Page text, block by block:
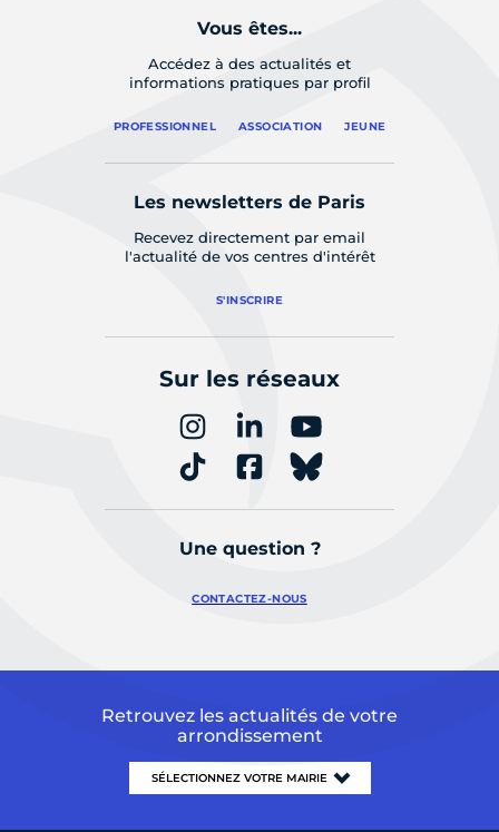
Vous êtes...
Accédez à des actualités et
informations pratiques par profil
PROFESSIONNEL ASSOCIATION JEUNE
Les newsletters de Paris
Recevez directement par email
l'actualité de vos centres d'intérêt
S'INSCRIRE
Sur les réseaux
Une question ?
CONTACTEZ-NOUS
Retrouvez les actualités de votre
arrondissement